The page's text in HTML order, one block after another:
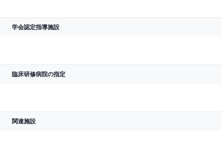
学会認定指導施設
臨床研修病院の指定
関連施設